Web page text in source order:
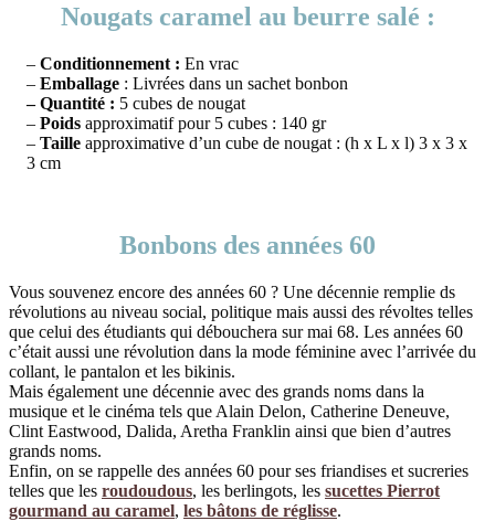
Nougats caramel au beurre salé :
– Conditionnement : En vrac
– Emballage : Livrées dans un sachet bonbon
– Quantité : 5 cubes de nougat
– Poids approximatif pour 5 cubes : 140 gr
– Taille approximative d’un cube de nougat : (h x L x l) 3 x 3 x
3 cm
Bonbons des années 60
Vous souvenez encore des années 60 ? Une décennie remplie ds
révolutions au niveau social, politique mais aussi des révoltes telles
que celui des étudiants qui débouchera sur mai 68. Les années 60
c’était aussi une révolution dans la mode féminine avec l’arrivée du
collant, le pantalon et les bikinis.
Mais également une décennie avec des grands noms dans la
musique et le cinéma tels que Alain Delon, Catherine Deneuve,
Clint Eastwood, Dalida, Aretha Franklin ainsi que bien d’autres
grands noms.
Enfin, on se rappelle des années 60 pour ses friandises et sucreries
telles que les roudoudous, les berlingots, les sucettes Pierrot
gourmand au caramel, les bâtons de réglisse.